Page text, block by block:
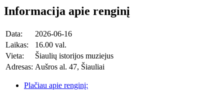
Informacija apie renginį
Data:
2026-06-16
Laikas:
16.00 val.
Vieta:
Šiaulių istorijos muziejus
Adresas: Aušros al. 47, Šiauliai
Plačiau apie renginį: